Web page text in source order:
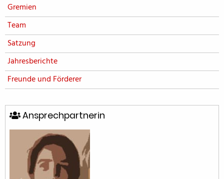
Gremien
Team
Satzung
Jahresberichte
Freunde und Förderer
Ansprechpartnerin